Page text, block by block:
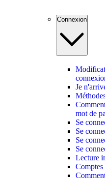
Connexion
Je
mot de
Se
Se
Se
Se
Lecture